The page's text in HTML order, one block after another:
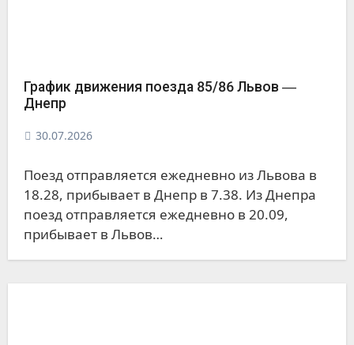
График движения поезда 85/86 Львов ―
Днепр
30.07.2026
Поезд отправляется ежедневно из Львова в
18.28, прибывает в Днепр в 7.38. Из Днепра
поезд отправляется ежедневно в 20.09,
прибывает в Львов…